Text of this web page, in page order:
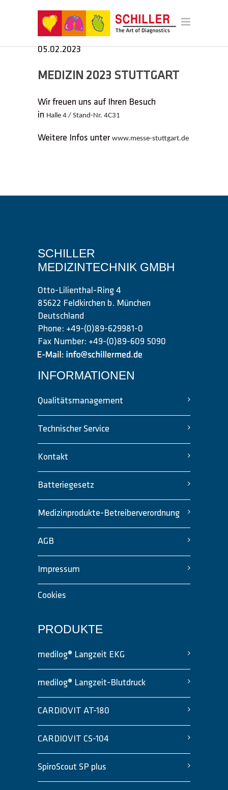
Veranstaltungszeitraum: 03.02.2023 -
05.02.2023
MEDIZIN 2023 STUTTGART
Wir freuen uns auf Ihren Besuch
in Halle 4 / Stand-Nr. 4C31
Weitere Infos unter www.messe-stuttgart.de
SCHILLER
MEDIZINTECHNIK GMBH
Otto-Lilienthal-Ring 4
85622 Feldkirchen b. München
Deutschland
Phone: +49-(0)89-629981-0
Fax Number: +49-(0)89-609 5090
INFORMATIONEN
Qualitätsmanagement
Technischer Service
Kontakt
Batteriegesetz
Medizinprodukte-Betreiberverordnung
AGB
Impressum
Cookies
PRODUKTE
medilog® Langzeit EKG
medilog® Langzeit-Blutdruck
CARDIOVIT AT-180
CARDIOVIT CS-104
SpiroScout SP plus